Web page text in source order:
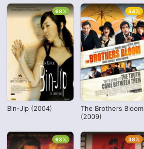
Bin-Jip (2004)
68%
The Brothers Bloom
(2009)
54%
63% 38%